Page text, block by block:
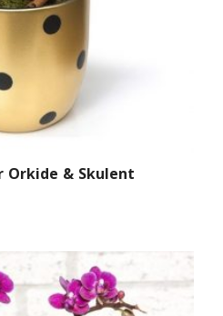
Orkide & Skulent